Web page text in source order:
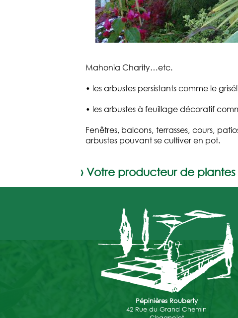
Mahonia Charity…etc.
• les arbustes persistants comme le
• les arbustes à feuillage décoratif
Fenêtres, balcons, terrasses, cours,
arbustes pouvant se cultiver en pot.
› Votre producteur de
Pépinières Rouberty
42 Rue du Grand Chemin